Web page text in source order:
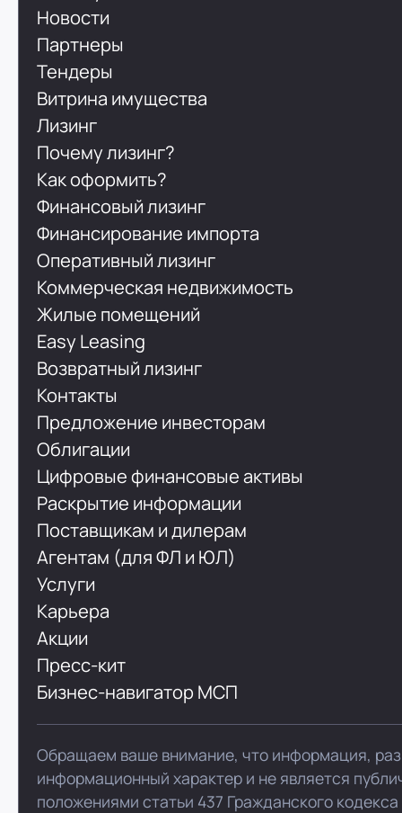
Новости
Партнеры
Тендеры
Витрина имущества
Лизинг
Почему лизинг?
Как оформить?
Финансовый лизинг
Финансирование импорта
Оперативный лизинг
Коммерческая недвижимость
Жилые помещений
Easy Leasing
Возвратный лизинг
Контакты
Предложение инвесторам
Облигации
Цифровые финансовые активы
Раскрытие информации
Поставщикам и дилерам
Агентам (для ФЛ и ЮЛ)
Услуги
Карьера
Акции
Пресс-кит
Бизнес-навигатор МСП
Обращаем ваше внимание, что информация,
информационный характер и не является
положениями статьи 437 Гражданского